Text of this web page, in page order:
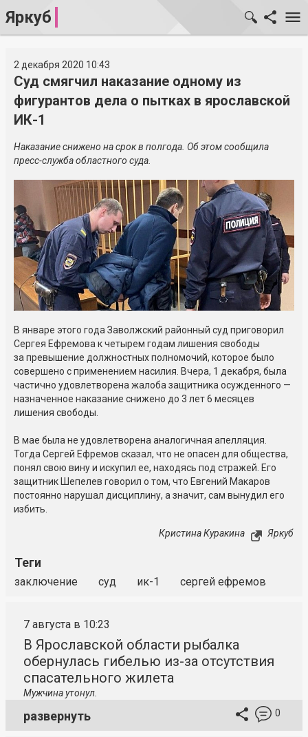
Яркуб
2 декабря 2020 10:43
Суд смягчил наказание одному из
фигурантов дела о пытках в ярославской
ИК-1
Наказание снижено на срок в полгода. Об этом сообщила
пресс-служба областного суда.
В январе этого года Заволжский районный суд приговорил
Сергея Ефремова к четырем годам лишения свободы
за превышение должностных полномочий, которое было
совершено с применением насилия. Вчера, 1 декабря, была
частично удовлетворена жалоба защитника осужденного —
назначенное наказание снижено до 3 лет 6 месяцев
лишения свободы.
В мае была не удовлетворена аналогичная апелляция.
Тогда Сергей Ефремов сказал, что не опасен для общества,
понял свою вину и искупил ее, находясь под стражей. Его
защитник Шепелев говорил о том, что Евгений Макаров
постоянно нарушал дисциплину, а значит, сам вынудил его
избить.
Кристина Куракина Яркуб
Теги
заключение суд ик-1 сергей ефремов
7 августа в 10:23
В Ярославской области рыбалка
обернулась гибелью из-за отсутствия
спасательного жилета
Мужчина утонул.
развернуть 0